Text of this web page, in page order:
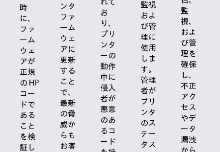
時
に、
ファ
ーム
ウェ
アが
正規
の HP
コー
ドで
ある
こと
を検
証し
ンタ
ファ
ーム
ウェ
アに
更新
する
こと
で、
最新
の脅
威か
らも
お客
れて
お
り、
プリ
ンタ
ーの
動作
中に
侵入
者が
悪意
のあ
るコ
ード
監視
およ
び管
理に
使用
しま
す。
管理
者が
プリ
ンタ
のス
テー
タス
監
視、
およ
び管
理を
確保
し、
不正
アク
セス
やデ
ータ
漏洩